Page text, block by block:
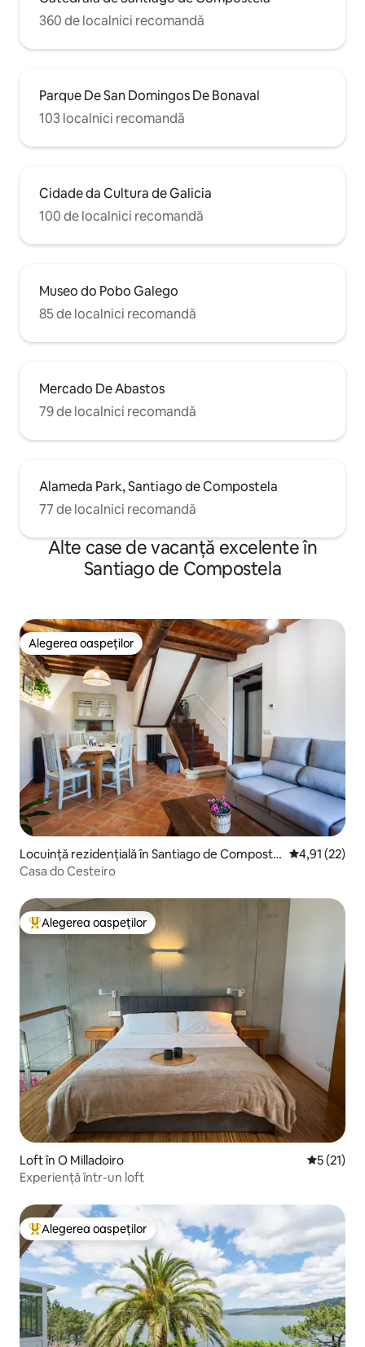
360 de localnici recomandă
Parque De San Domingos De Bonaval
103 localnici recomandă
Cidade da Cultura de Galicia
100 de localnici recomandă
Museo do Pobo Galego
85 de localnici recomandă
Mercado De Abastos
79 de localnici recomandă
Alameda Park, Santiago de Compostela
77 de localnici recomandă
Alte case de vacanță excelente în
Santiago de Compostela
Alegerea oaspeților
Alegerea oaspeților
Locuință rezidențială în Santiago de Compostel
a
Scor mediu
4,91 (22)
Casa do Cesteiro
Locuință din topul categoriei Alegerea oaspeților
Alegerea oaspeților
Loft în O Milladoiro Scor
5 (21)
Experiență într-un loft
Locuință din topul categoriei Alegerea oaspeților
Alegerea oaspeților